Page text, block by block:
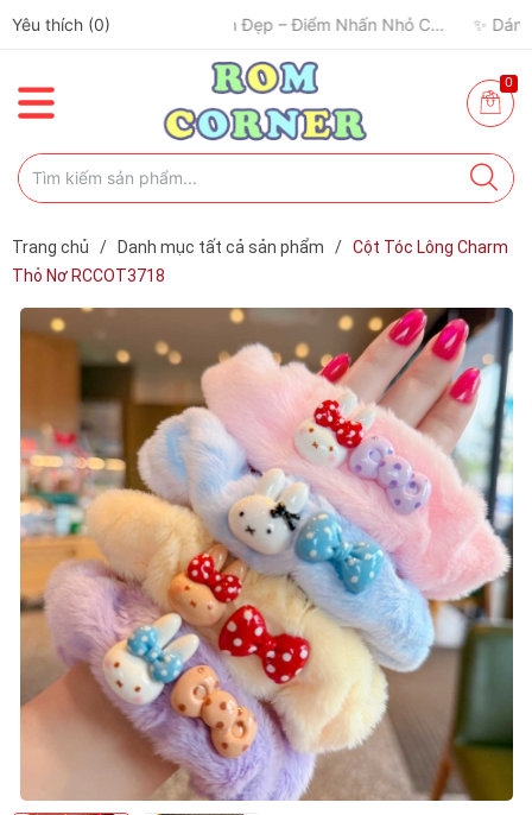
Yêu thích (0)
0
Trang chủ / Danh mục tất cả sản phẩm / Cột Tóc Lông Charm
Thỏ Nơ RCCOT3718